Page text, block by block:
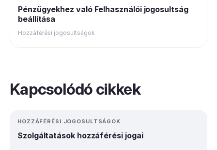
Pénzügyekhez való Felhasználói jogosultság
beállítása
Hozzáférési jogosultságok
Kapcsolódó cikkek
HOZZÁFÉRÉSI JOGOSULTSÁGOK
Szolgáltatások hozzáférési jogai